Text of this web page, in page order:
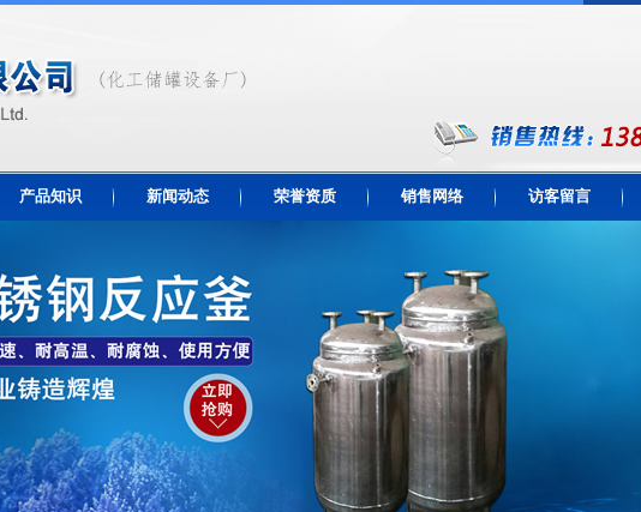
产品知识 新闻动态 荣誉资质 销售网络 访客留言